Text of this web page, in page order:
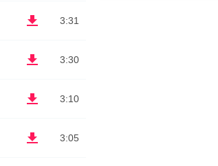
3:31
3:30
3:10
3:05